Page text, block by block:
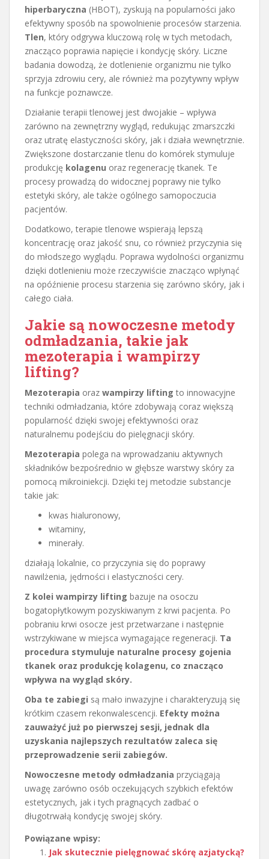
hiperbaryczna (HBOT), zyskują na popularności jako
efektywny sposób na spowolnienie procesów starzenia.
Tlen, który odgrywa kluczową rolę w tych metodach,
znacząco poprawia napięcie i kondycję skóry. Liczne
badania dowodzą, że dotlenienie organizmu nie tylko
sprzyja zdrowiu cery, ale również ma pozytywny wpływ
na funkcje poznawcze.
Działanie terapii tlenowej jest dwojakie – wpływa
zarówno na zewnętrzny wygląd, redukując zmarszczki
oraz utratę elastyczności skóry, jak i działa wewnętrznie.
Zwiększone dostarczanie tlenu do komórek stymuluje
produkcję kolagenu oraz regenerację tkanek. Te
procesy prowadzą do widocznej poprawy nie tylko
estetyki skóry, ale także ogólnego samopoczucia
pacjentów.
Dodatkowo, terapie tlenowe wspierają lepszą
koncentrację oraz jakość snu, co również przyczynia się
do młodszego wyglądu. Poprawa wydolności organizmu
dzięki dotlenieniu może rzeczywiście znacząco wpłynąć
na opóźnienie procesu starzenia się zarówno skóry, jak i
całego ciała.
Jakie są nowoczesne metody
odmładzania, takie jak
mezoterapia i wampirzy
lifting?
Mezoterapia oraz wampirzy lifting to innowacyjne
techniki odmładzania, które zdobywają coraz większą
popularność dzięki swojej efektywności oraz
naturalnemu podejściu do pielęgnacji skóry.
Mezoterapia polega na wprowadzaniu aktywnych
składników bezpośrednio w głębsze warstwy skóry za
pomocą mikroiniekcji. Dzięki tej metodzie substancje
takie jak:
kwas hialuronowy,
witaminy,
minerały.
działają lokalnie, co przyczynia się do poprawy
nawilżenia, jędrności i elastyczności cery.
Z kolei wampirzy lifting bazuje na osoczu
bogatopłytkowym pozyskiwanym z krwi pacjenta. Po
pobraniu krwi osocze jest przetwarzane i następnie
wstrzykiwane w miejsca wymagające regeneracji. Ta
procedura stymuluje naturalne procesy gojenia
tkanek oraz produkcję kolagenu, co znacząco
wpływa na wygląd skóry.
Oba te zabiegi są mało inwazyjne i charakteryzują się
krótkim czasem rekonwalescencji. Efekty można
zauważyć już po pierwszej sesji, jednak dla
uzyskania najlepszych rezultatów zaleca się
przeprowadzenie serii zabiegów.
Nowoczesne metody odmładzania przyciągają
uwagę zarówno osób oczekujących szybkich efektów
estetycznych, jak i tych pragnących zadbać o
długotrwałą kondycję swojej skóry.
Powiązane wpisy:
Jak skutecznie pielęgnować skórę azjatycką?